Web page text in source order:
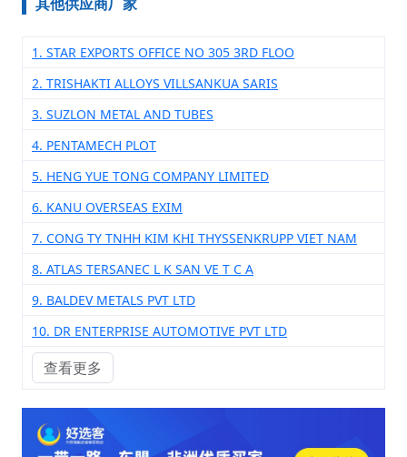
1. STAR EXPORTS OFFICE NO 305 3RD FLOO
2. TRISHAKTI ALLOYS VILLSANKUA SARIS
3. SUZLON METAL AND TUBES
4. PENTAMECH PLOT
5. HENG YUE TONG COMPANY LIMITED
6. KANU OVERSEAS EXIM
7. CONG TY TNHH KIM KHI THYSSENKRUPP VIET NAM
8. ATLAS TERSANEC L K SAN VE T C A
9. BALDEV METALS PVT LTD
10. DR ENTERPRISE AUTOMOTIVE PVT LTD
查看更多